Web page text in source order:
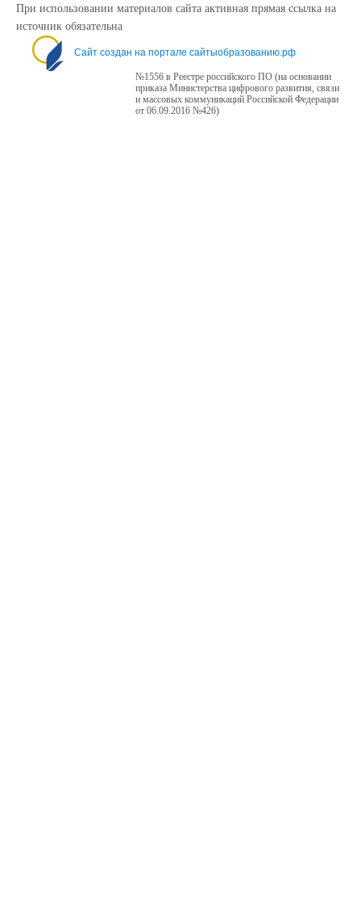
При использовании материалов сайта активная прямая ссылка на
источник обязательна
Сайт создан на портале сайтыобразованию.рф
№1556 в Реестре российского ПО (на основании
приказа Министерства цифрового развития, связи
и массовых коммуникаций Российской Федерации
от 06.09.2016 №426)